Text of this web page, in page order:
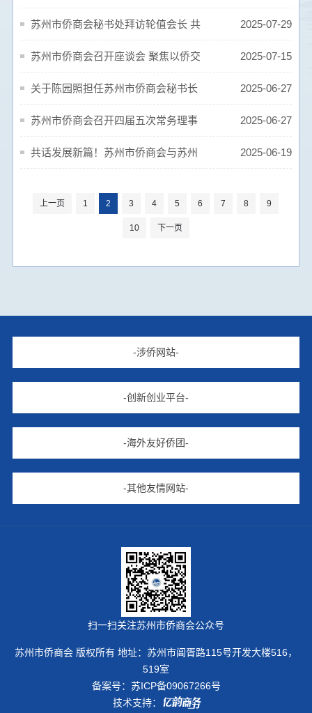
社会组织总会郑天舒秘书长
苏州市侨商会秘书处拜访轮值会长 共
话商会发展事宜
2025-07-29
苏州市侨商会召开座谈会 聚焦以侨交
会为平台服务侨企出海赋能侨商
2025-07-15
关于陈园照担任苏州市侨商会秘书长
的通告
2025-06-27
苏州市侨商会召开四届五次常务理事
会
2025-06-27
共话发展新篇！苏州市侨商会与苏州 2025-06-19
上一页 1 2 3 4 5 6 7 8 9
10 下一页
-涉侨网站-
-创新创业平台-
-海外友好侨团-
-其他友情网站-
扫一扫关注苏州市侨商会公众号
苏州市侨商会 版权所有 地址：苏州市阊胥路115号开发大楼516，
519室
备案号： 苏ICP备09067266号
技术支持：